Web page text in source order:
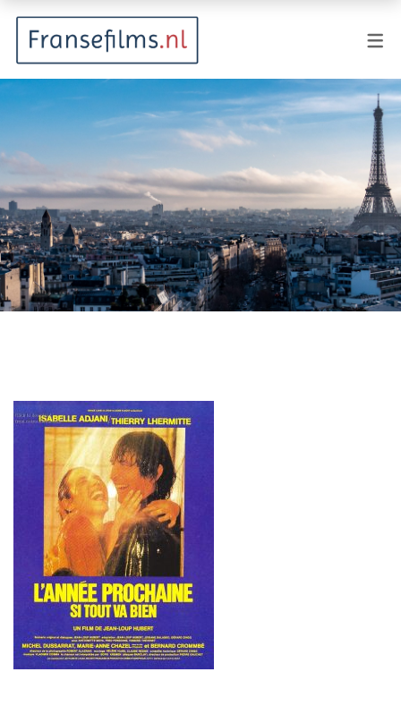
Animatie
Documentaire
Drama
Fantasy
Horror
Misdaad
Musical
Oorlogsfilm
Romantische komedie
Thriller